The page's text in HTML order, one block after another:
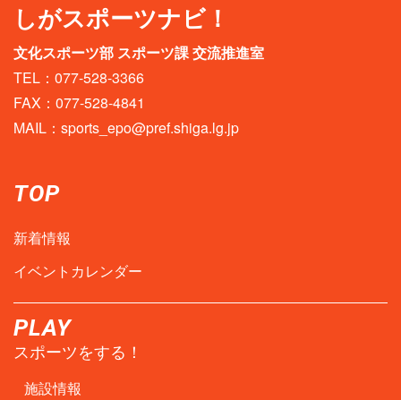
しがスポーツナビ！
文化スポーツ部 スポーツ課 交流推進室
TEL：077-528-3366
FAX：077-528-4841
MAIL： sports_epo@pref.shiga.lg.jp
TOP
新着情報
イベントカレンダー
PLAY
スポーツをする！
施設情報